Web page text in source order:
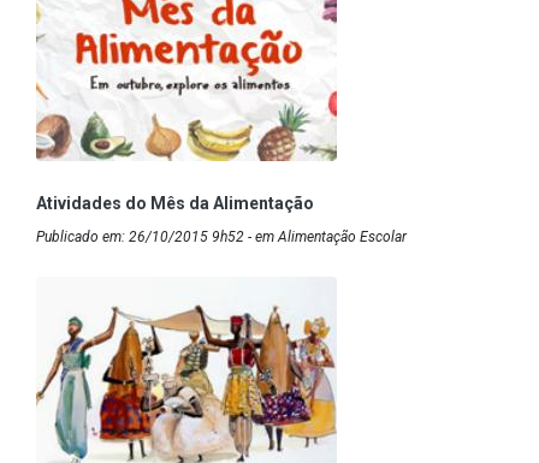
Atividades do Mês da Alimentação
Publicado em: 26/10/2015 9h52 - em Alimentação Escolar